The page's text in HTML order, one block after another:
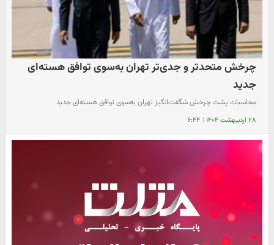
چرخش متحدتر و جدی‌تر تهران به‌سوی توافق هسته‌ای
جدید
محاسبات پشت چرخش شگفت‌انگیز تهران به‌سوی توافق هسته‌ای جدید
۲۸ اردیبهشت ۱۴۰۴ | ۶:۴۴